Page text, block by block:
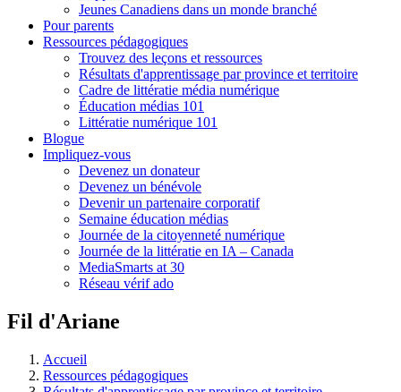
Jeunes Canadiens dans un monde branché
Pour parents
Ressources pédagogiques
Trouvez des leçons et ressources
Résultats d'apprentissage par province et territoire
Cadre de littératie média numérique
Éducation médias 101
Littératie numérique 101
Blogue
Impliquez-vous
Devenez un donateur
Devenez un bénévole
Devenir un partenaire corporatif
Semaine éducation médias
Journée de la citoyenneté numérique
Journée de la littératie en IA – Canada
MediaSmarts at 30
Réseau vérif ado
Fil d'Ariane
Accueil
Ressources pédagogiques